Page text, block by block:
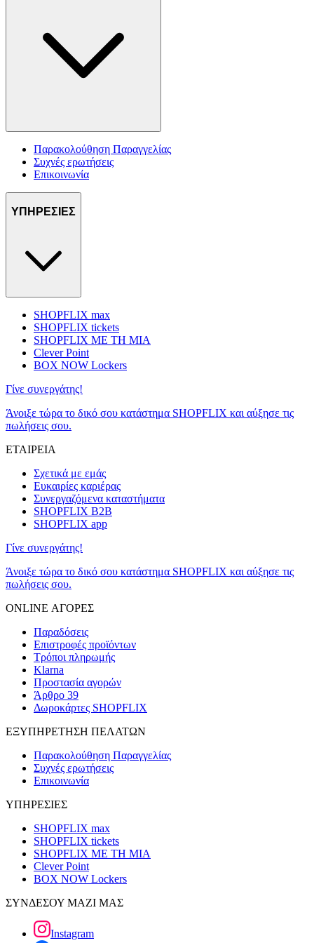
Παρακολούθηση Παραγγελίας
Συχνές ερωτήσεις
Επικοινωνία
ΥΠΗΡΕΣΙΕΣ
SHOPFLIX max
SHOPFLIX tickets
SHOPFLIX ΜΕ ΤΗ ΜΙΑ
Clever Point
BOX NOW Lockers
Γίνε συνεργάτης!
Άνοιξε τώρα το δικό σου κατάστημα SHOPFLIX και αύξησε τις
πωλήσεις σου.
ΕΤΑΙΡΕΙΑ
Σχετικά με εμάς
Ευκαιρίες καριέρας
Συνεργαζόμενα καταστήματα
SHOPFLIX B2B
SHOPFLIX app
Γίνε συνεργάτης!
Άνοιξε τώρα το δικό σου κατάστημα SHOPFLIX και αύξησε τις
πωλήσεις σου.
ONLINE ΑΓΟΡΕΣ
Παραδόσεις
Επιστροφές προϊόντων
Τρόποι πληρωμής
Klarna
Προστασία αγορών
Άρθρο 39
Δωροκάρτες SHOPFLIX
ΕΞΥΠΗΡΕΤΗΣΗ ΠΕΛΑΤΩΝ
Παρακολούθηση Παραγγελίας
Συχνές ερωτήσεις
Επικοινωνία
ΥΠΗΡΕΣΙΕΣ
SHOPFLIX max
SHOPFLIX tickets
SHOPFLIX ΜΕ ΤΗ ΜΙΑ
Clever Point
BOX NOW Lockers
ΣΥΝΔΕΣΟΥ ΜΑΖΙ ΜΑΣ
Instagram